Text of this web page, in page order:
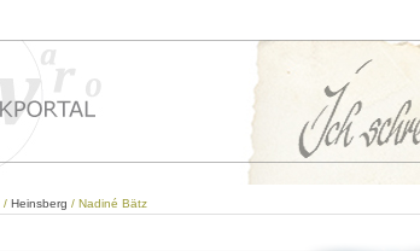
/ Heinsberg / Nadiné Bätz